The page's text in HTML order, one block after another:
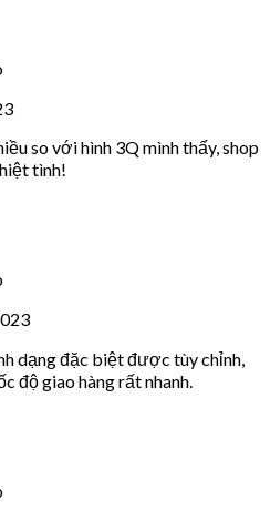
so với hình 3Q mình thấy, shop
tình!
dạng đặc biệt được tùy chỉnh,
độ giao hàng rất nhanh.